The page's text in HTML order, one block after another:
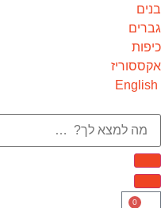
בנים
גברים
כיפות
אקססוריז
English
0